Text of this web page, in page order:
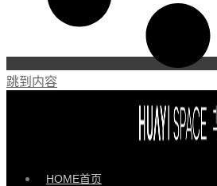
跳到内容
HOME首页